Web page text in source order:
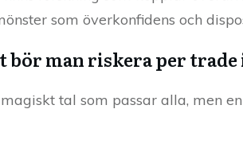
som överkonfidens och
bör man riskera per
tal som passar alla, men